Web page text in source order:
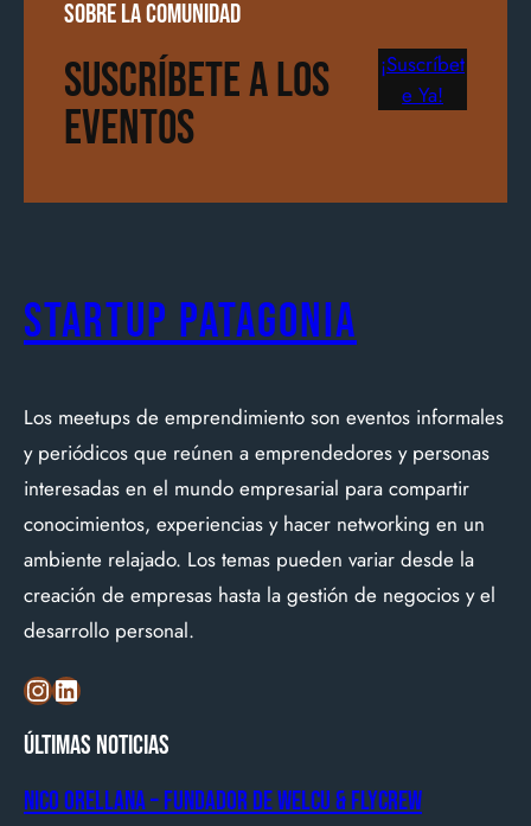
sobre la comunidad
Suscríbete a los
Eventos
¡Suscríbet
e Ya!
Startup Patagonia
Los meetups de emprendimiento son eventos informales
y periódicos que reúnen a emprendedores y personas
interesadas en el mundo empresarial para compartir
conocimientos, experiencias y hacer networking en un
ambiente relajado. Los temas pueden variar desde la
creación de empresas hasta la gestión de negocios y el
desarrollo personal.
InstagramLinkedIn
Últimas noticias
Nico Orellana – Fundador de Welcu & Flycrew